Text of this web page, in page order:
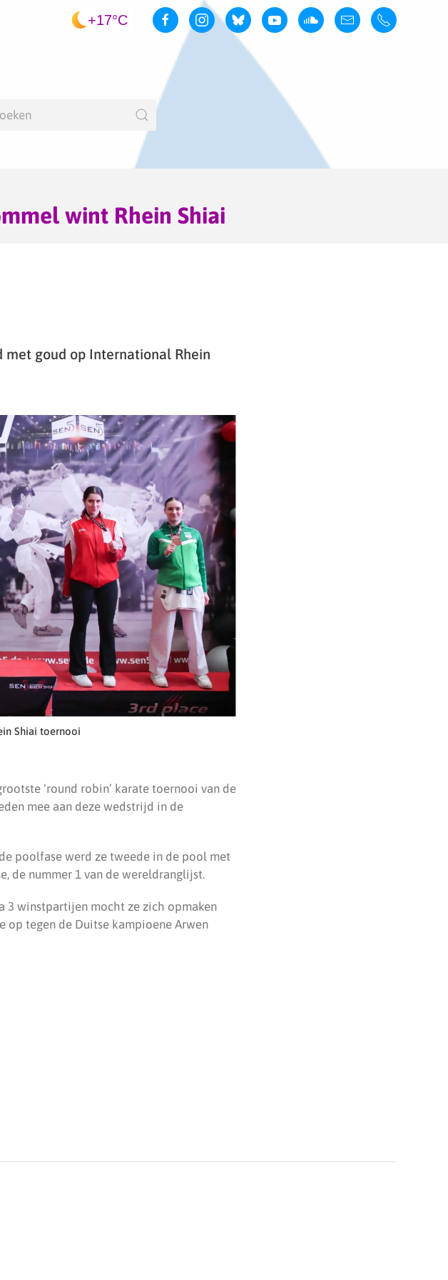
+17°C
wint Rhein Shiai
met goud op International Rhein
Shiai toernooi
‘round robin’ karate toernooi van de
mee aan deze wedstrijd in de
poolfase werd ze tweede in de pool met
de nummer 1 van de wereldranglijst.
3 winstpartijen mocht ze zich opmaken
op tegen de Duitse kampioene Arwen